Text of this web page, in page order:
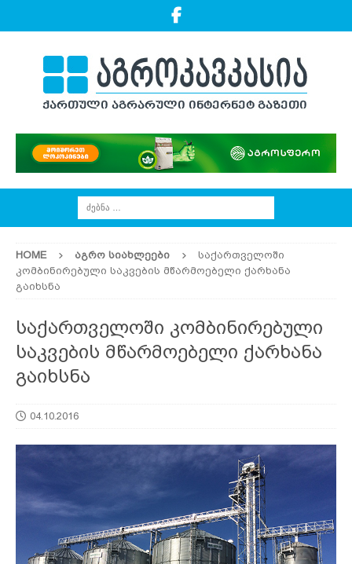
HOME ᲐᲒᲠᲝ ᲡᲘᲐᲮᲚᲔᲔᲑᲘ
საქართველოში
კომბინირებული საკვების მწარმოებელი ქარხანა
გაიხსნა
საქართველოში კომბინირებული
საკვების მწარმოებელი ქარხანა
გაიხსნა
04.10.2016